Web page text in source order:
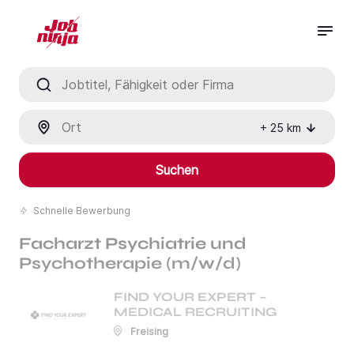
+ 25 km
Suchen
Schnelle Bewerbung
Facharzt Psychiatrie und
Psychotherapie (m/w/d)
FIND YOUR EXPERT –
MEDICAL RECRUITING
Freising